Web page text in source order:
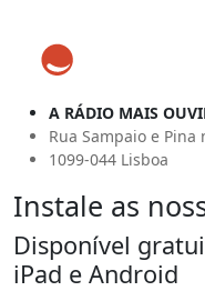
A RÁDIO MAIS
Rua Sampaio e Pina
1099-044 Lisboa
Instale as
Disponível
iPad e Android